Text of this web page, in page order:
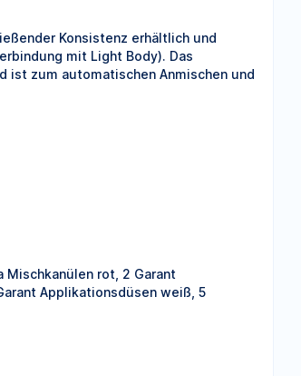
MEHR ENTDECKEN
Konsistenz erhältlich und
mit Light Body). Das
ist zum automatischen Anmischen und
Mischkanülen rot, 2 Garant
Applikationsdüsen weiß, 5